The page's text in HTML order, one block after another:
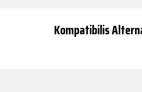
Kompatibilis